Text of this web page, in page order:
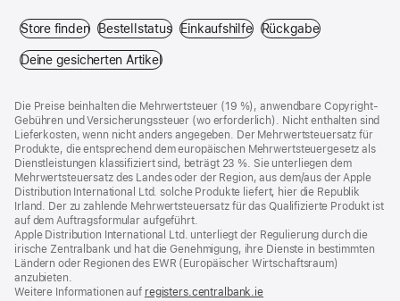
Store finden(Öffnet ein neues Fenster)
Bestellstatus(Öffnet ein neues Fenster)
Einkaufshilfe(Öffnet ein neues Fenster)
Rückgabe(Öffnet ein
Deine gesicherten Artikel(Öffnet ein neues Fenster)
Die Preise beinhalten die Mehrwertsteuer (19 %), anwendbare Copyright-
Gebühren und Versicherungssteuer (wo erforderlich). Nicht enthalten sind
Lieferkosten, wenn nicht anders angegeben. Der Mehrwertsteuersatz für
Produkte, die entsprechend dem europäischen Mehrwertsteuergesetz als
Dienstleistungen klassifiziert sind, beträgt 23 %. Sie unterliegen dem
Mehrwertsteuersatz des Landes oder der Region, aus dem/aus der Apple
Distribution International Ltd. solche Produkte liefert, hier die Republik
Irland. Der zu zahlende Mehrwertsteuersatz für das Qualifizierte Produkt ist
auf dem Auftragsformular aufgeführt.
Apple Distribution International Ltd. unterliegt der Regulierung durch die
irische Zentralbank und hat die Genehmigung, ihre Dienste in bestimmten
Ländern oder Regionen des EWR (Europäischer Wirtschaftsraum)
anzubieten.
Weitere Informationen auf registers.centralbank.ie